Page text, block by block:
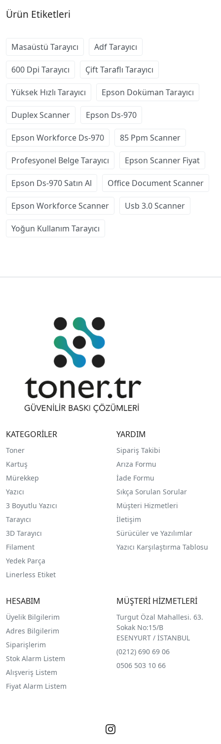
Ürün Etiketleri
Masaüstü Tarayıcı Adf Tarayıcı
600 Dpi Tarayıcı Çift Taraflı Tarayıcı
Yüksek Hızlı Tarayıcı Epson Doküman Tarayıcı
Duplex Scanner Epson Ds-970
Epson Workforce Ds-970 85 Ppm Scanner
Profesyonel Belge Tarayıcı Epson Scanner Fiyat
Epson Ds-970 Satın Al Office Document Scanner
Epson Workforce Scanner Usb 3.0 Scanner
Yoğun Kullanım Tarayıcı
KATEGORİLER
Toner
Kartuş
Mürekkep
Yazıcı
3 Boyutlu Yazıcı
Tarayıcı
3D Tarayıcı
Filament
Yedek Parça
Linerless Etiket
YARDIM
Sipariş Takibi
Arıza Formu
İade Formu
Sıkça Sorulan Sorular
Müşteri Hizmetleri
İletişim
Sürücüler ve Yazılımlar
Yazıcı Karşılaştırma Tablosu
HESABIM
Üyelik Bilgilerim
Adres Bilgilerim
Siparişlerim
Stok Alarm Listem
Alışveriş Listem
Fiyat Alarm Listem
MÜŞTERİ HİZMETLERİ
Turgut Özal Mahallesi. 63.
Sokak No:15/B
ESENYURT / İSTANBUL
(0212) 690 69 06
0506 503 10 66